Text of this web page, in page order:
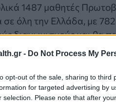
- Do Not Process My
opt-out of the sale, sharing to
for targeted advertising by
selection. Please note that after
1487 μαθητές
όλη την Ελλάδα, με
διαγωνισμούς και θα
τιμήν τους.
αντίκτυπο, θα